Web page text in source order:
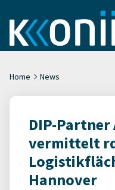
Home News
DIP-Partner
vermittelt
Hannover